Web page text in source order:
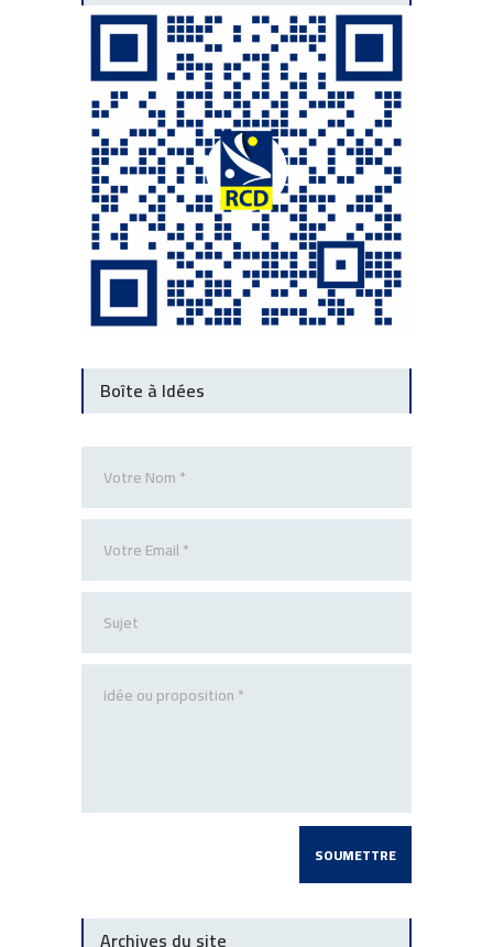
Boîte à Idées
Archives du site